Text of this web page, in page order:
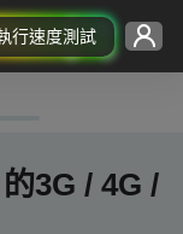
行速度測試
3G / 4G /